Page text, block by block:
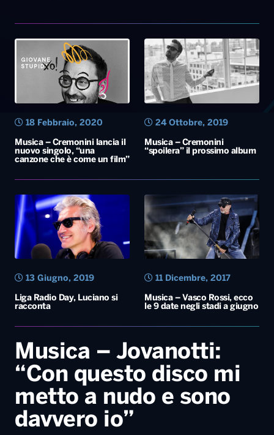
Musica – Cremonini lancia il
nuovo singolo, “una
canzone che è come un film”
18 Febbraio, 2020
Musica – Cremonini
“spoilera” il prossimo album
24 Ottobre, 2019
Liga Radio Day, Luciano si
racconta
13 Giugno, 2019
Musica – Vasco Rossi, ecco
le 9 date negli stadi a giugno
11 Dicembre, 2017
Musica – Jovanotti:
“Con questo disco mi
metto a nudo e sono
davvero io”